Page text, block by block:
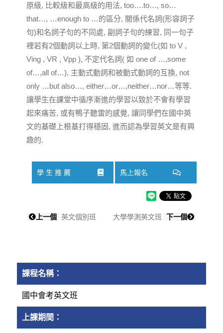
原級, 比較級和最高級的用法, too….to…, so…
that…, …enough to …的區分, 關係代名詞(形容詞子
句)和名詞子句的不同處, 副詞子句的練習, 同一句子
裡若有2個動詞以上時, 第2個動詞的變化(如 to V ,
Ving , VR , Vpp ), 不定代名詞( 如 one of …,some
of…,all of…), 主動式動詞和被動式動詞的互換, not
only …but also…, either…or…,neither…nor…等等.
讓學生在課堂中循序漸進的學習以致於不會有學習
起來痛苦, 或有鴨子聽雷的感覺, 讓同學們在國中英
文的基礎上根基打得穩固, 進而認為學習英文是有興
趣的.
學 生 推 薦 馬上報名
上一個 英文個別班 大學學測英文班 下一個
課程名稱：
國中會考英文班
上課期間：